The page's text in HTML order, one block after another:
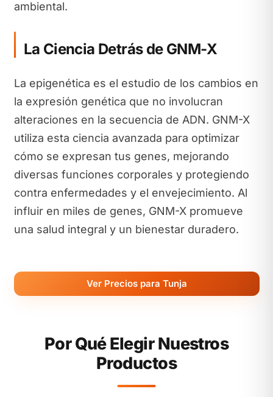
ambiental.
La Ciencia Detrás de GNM-X
La epigenética es el estudio de los cambios en
la expresión genética que no involucran
alteraciones en la secuencia de ADN. GNM-X
utiliza esta ciencia avanzada para optimizar
cómo se expresan tus genes, mejorando
diversas funciones corporales y protegiendo
contra enfermedades y el envejecimiento. Al
influir en miles de genes, GNM-X promueve
una salud integral y un bienestar duradero.
Ver Precios para Tunja
Por Qué Elegir Nuestros
Productos